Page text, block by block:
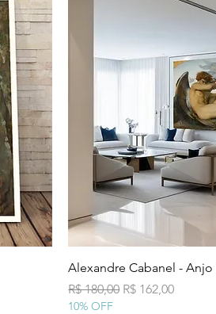
Alexandre Cabanel - Anjo
Preço normal
R$ 180,00 Preço
R$ 162,00
10% OFF